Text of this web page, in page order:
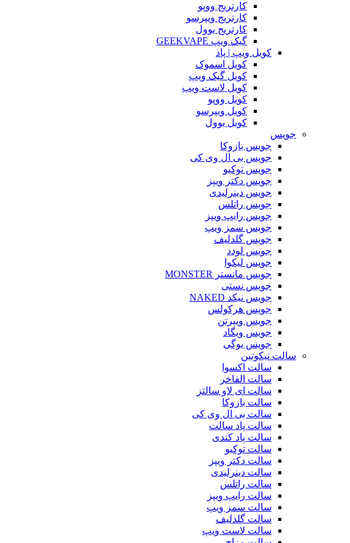
کارتریج ووپو
کارتریج ویپرسو
کارتریج یوول
گیک ویپ GEEKVAPE
کویل ویپ | پاد
کویل اسموک
کویل گیک ویپ
کویل لاست ویپ
کویل ووپو
کویل ویپرسو
کویل یوول
جویس‌
جویس بازوکا
جویس بی ال وی کی
جویس توکیو
جویس دکتر ویپز
جویس دینرلیدی
جویس راتلس
جویس رایپ ویپز
جویس سمز ویپ
جویس گلدلیف
جویس لودد
جویس لیکوا
جویس مانستر MONSTER
جویس نستی
جویس نیکد NAKED
جویس هرکولس
جویس ویپرتن
جویس ویگاد
جویس یوگی
سالت نیکوتین
سالت اکسوا
سالت الفاخر
سالت ای لاو سالتز
سالت بازوکا
سالت بی ال وی کی
سالت پاد سالت
سالت پاد کندی
سالت توکیو
سالت دکتر ویپز
سالت دینرلیدی
سالت راتلس
سالت رایپ ویپز
سالت سمز ویپ
سالت گلدلیف
سالت لاست ویپ